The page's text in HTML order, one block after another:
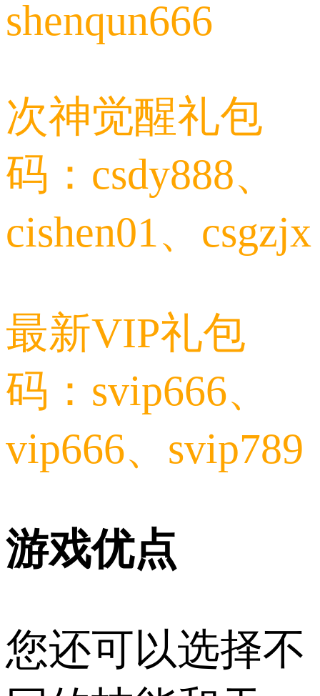
shenqun666
次神觉醒礼包
码：csdy888、
cishen01、csgzjx
最新VIP礼包
码：svip666、
vip666、svip789
游戏优点
您还可以选择不